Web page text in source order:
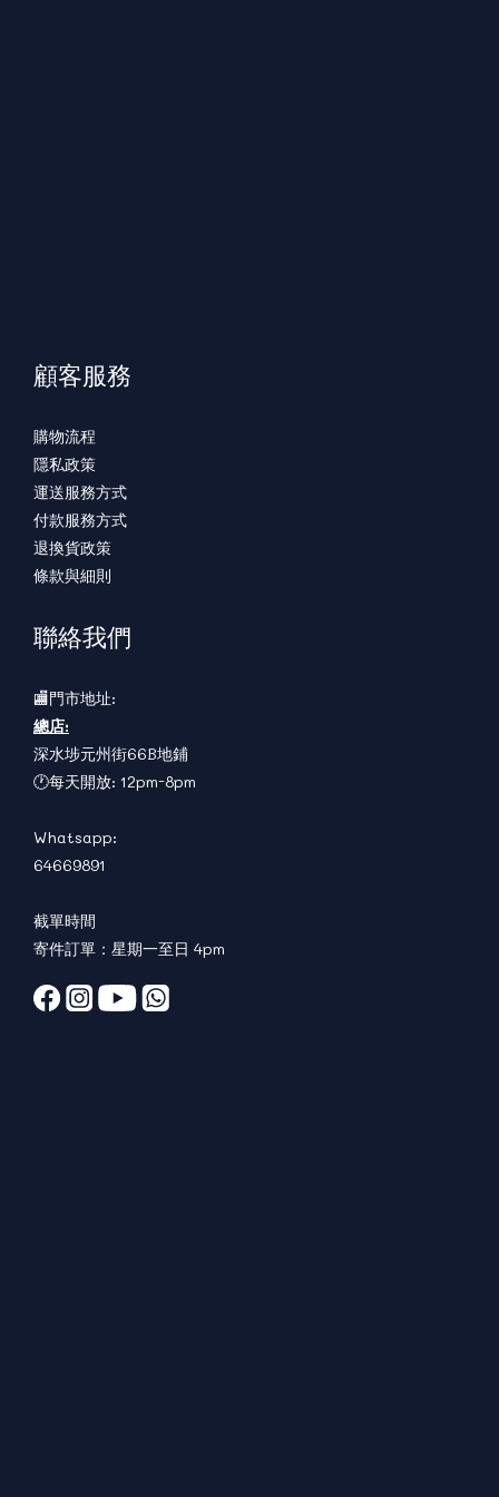
顧客服務
購物流程
隱私政策
運送服務方式
付款服務方式
退換貨政策
條款與細則
聯絡我們
🏬門市地址:
總店:
深水埗元州街66B地鋪
🕐每天開放: 12pm-8pm
Whatsapp:
64669891
截單時間
寄件訂單：星期一至日 4pm